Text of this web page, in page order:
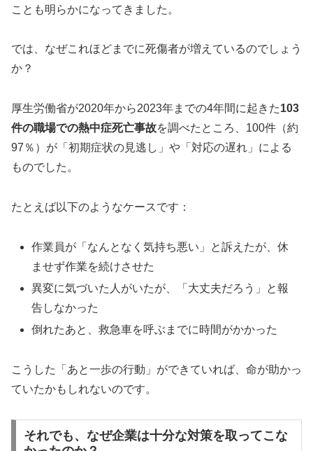
ことも明らかになってきました。
では、なぜこれほどまでに死傷者が増えているのでしょう
か？
厚生労働省が2020年から2023年までの4年間に起きた103
件の職場での熱中症死亡事故を調べたところ、100件（約
97％）が「初期症状の見逃し」や「対応の遅れ」による
ものでした。
たとえば以下のようなケースです：
作業員が「なんとなく気持ち悪い」と訴えたが、休
ませず作業を続けさせた
異変に気づいた人がいたが、「大丈夫だろう」と報
告しなかった
倒れたあと、救急車を呼ぶまでに時間がかかった
こうした「あと一歩の行動」ができていれば、命が助かっ
ていたかもしれないのです。
それでも、なぜ企業は十分な対策を取ってこな